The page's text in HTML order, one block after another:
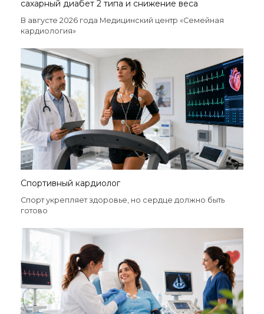
сахарный диабет 2 типа и снижение веса
В августе 2026 года Медицинский центр «Семейная
кардиология»
Спортивный кардиолог
Спорт укрепляет здоровье, но сердце должно быть
готово